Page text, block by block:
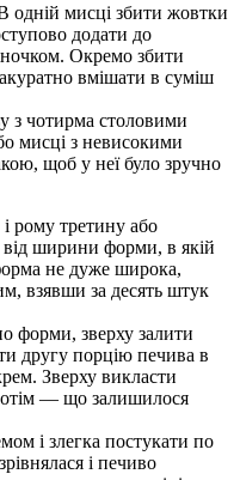
одній мисці збити жовтки
додати до
Окремо збити
вмішати в суміш
з чотирма столовими
мисці з невисокими
щоб у неї було зручно
рому третину або
ширини форми, в якій
не дуже широка,
взявши за десять штук
форми, зверху залити
другу порцію печива в
Зверху викласти
— що залишилося
і злегка постукати по
і печиво